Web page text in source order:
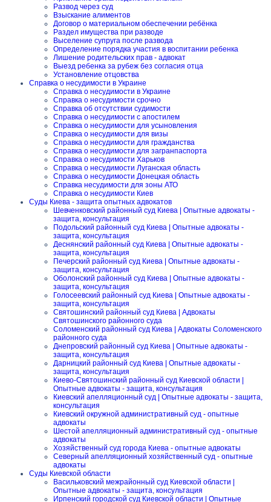
Развод через суд
Взыскание алиментов
Договор о материальном обеспечении ребёнка
Раздел имущества при разводе
Выселение супруга после развода
Определение порядка участия в воспитании ребенка
Лишение родительских прав - адвокат
Выезд ребенка за рубеж без согласия отца
Установление отцовства
Справка о несудимости в Украине
Справка о несудимости в Украине
Справка о несудимости срочно
Справка об отсутствии судимости
Справка о несудимости с апостилем
Справка о несудимости для усыновления
Справка о несудимости для визы
Справка о несудимости для гражданства
Справка о несудимости для загранпаспорта
Справка о несудимости Харьков
Справка о несудимости Луганская область
Справка о несудимости Донецкая область
Справка несудимости для зоны АТО
Справка о несудимости Киев
Суды Киева - защита опытных адвокатов
Шевченковский районный суд Киева | Опытные адвокаты -
защита, консультация
Подольский районный суд Киева | Опытные адвокаты -
защита, консультация
Деснянский районный суд Киева | Опытные адвокаты -
защита, консультация
Печерский районный суд Киева | Опытные адвокаты -
защита, консультация
Оболонский районный суд Киева | Опытные адвокаты -
защита, консультация
Голосеевский районный суд Киева | Опытные адвокаты -
защита, консультация
Святошинский районный суд Киева | Адвокаты
Святошинского районного суда
Соломенский районный суд Киева | Адвокаты Соломенского
районного суда
Днепровский районный суд Киева | Опытные адвокаты -
защита, консультация
Дарницкий районный суд Киева | Опытные адвокаты -
защита, консультация
Киево-Святошинский районный суд Киевской области |
Опытные адвокаты - защита, консультация
Киевский апелляционный суд | Опытные адвокаты - защита,
консультация
Киевский окружной административный суд - опытные
адвокаты
Шестой апелляционный административный суд - опытные
адвокаты
Хозяйственный суд города Киева - опытные адвокаты
Северный апелляционный хозяйственный суд - опытные
адвокаты
Суды Киевской области
Васильковский межрайонный суд Киевской области |
Опытные адвокаты - защита, консультация
Ирпенский городской суд Киевской области | Опытные